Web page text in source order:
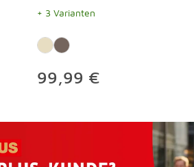
+ 3 Varianten
99,99 €